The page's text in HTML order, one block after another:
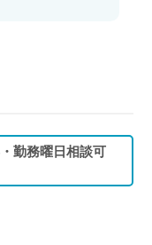
勤務曜日相談可